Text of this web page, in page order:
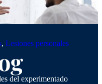
, Lesiones personales
del experimentado